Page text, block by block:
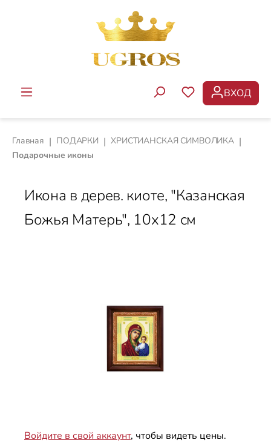
Перейти к основному содержанию
У ВАС ЕСТЬ
ВХОД
Главная | ПОДАРКИ | ХРИСТИАНСКАЯ СИМВОЛИКА |
Подарочные иконы
Икона в дерев. киоте, "Казанская
Божья Матерь", 10х12 см
Войдите в свой аккаунт, чтобы видеть цены.